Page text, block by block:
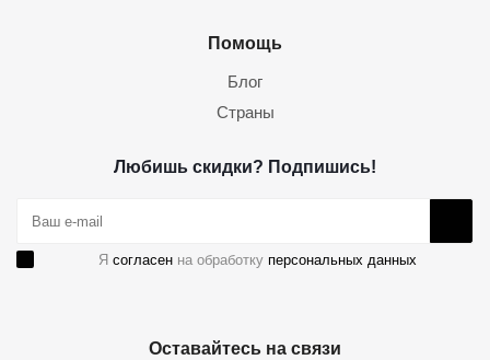
Помощь
Блог
Страны
Любишь скидки? Подпишись!
Я согласен на обработку персональных данных
Оставайтесь на связи